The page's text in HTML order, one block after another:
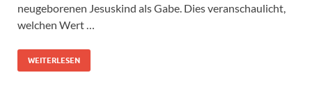
neugeborenen Jesuskind als Gabe. Dies veranschaulicht,
welchen Wert …
WEITERLESEN